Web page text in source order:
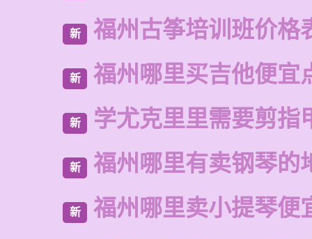
新 福州古筝培训班价格
新 福州哪里买吉他便宜
新 学尤克里里需要剪指
新 福州哪里有卖钢琴的
新 福州哪里卖小提琴便